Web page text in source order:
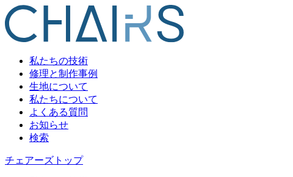
私たちの技術
修理と制作事例
生地について
私たちについて
よくある質問
お知らせ
検索
チェアーズトップ